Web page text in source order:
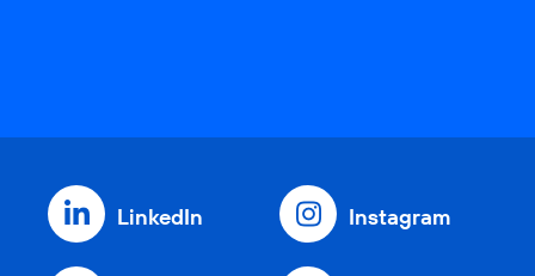
LinkedIn Instagram